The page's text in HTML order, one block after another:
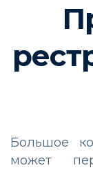
Большое
может